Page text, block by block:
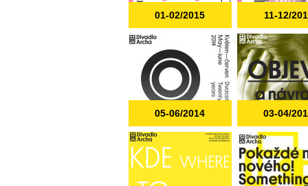
01-02/2015 11-12/
05-06/2014 03-04/